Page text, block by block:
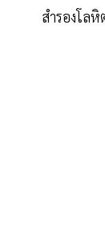
สำรองโล